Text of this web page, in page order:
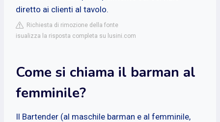
diretto ai clienti al tavolo.
Richiesta di rimozione della fonte
isualizza la risposta completa su lusini.com
Come si chiama il barman al
femminile?
Il Bartender (al maschile barman e al femminile,